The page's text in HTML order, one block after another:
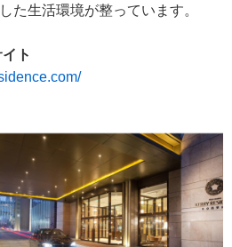
た生活環境が整っています。
ト